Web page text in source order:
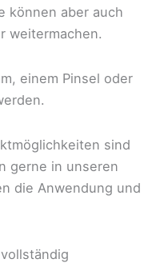
können aber auch
weitermachen.
einem Pinsel oder
sind
gerne in unseren
die Anwendung und